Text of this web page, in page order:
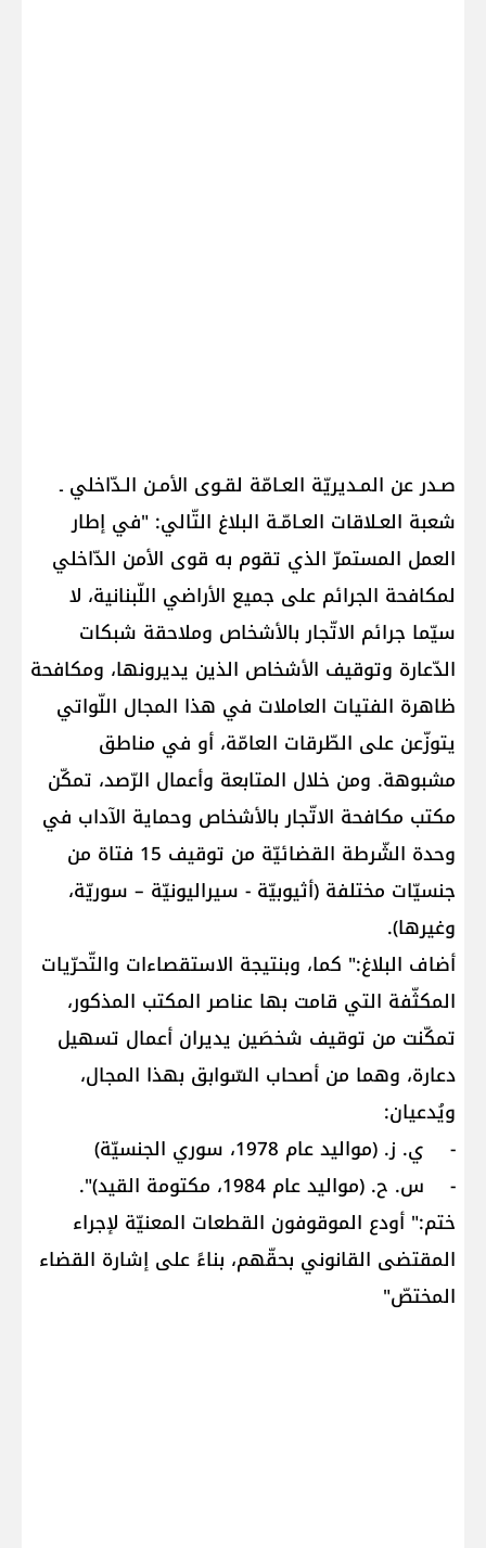
صـدر عن المـديريّة العـامّة لقـوى الأمـن الـدّاخلي ـ
شعبة العـلاقات العـامّـة البلاغ التّالي: "في إطار
العمل المستمرّ الذي تقوم به قوى الأمن الدّاخلي
لمكافحة الجرائم على جميع الأراضي اللّبنانية، لا
سيّما جرائم الاتّجار بالأشخاص وملاحقة شبكات
الدّعارة وتوقيف الأشخاص الذين يديرونها، ومكافحة
ظاهرة الفتيات العاملات في هذا المجال اللّواتي
يتوزّعن على الطّرقات العامّة، أو في مناطق
مشبوهة. ومن خلال المتابعة وأعمال الرّصد، تمكّن
مكتب مكافحة الاتّجار بالأشخاص وحماية الآداب في
وحدة الشّرطة القضائيّة من توقيف 15 فتاة من
جنسيّات مختلفة (أثيوبيّة - سيراليونيّة – سوريّة،
وغيرها).
أضاف البلاغ:" كما، وبنتيجة الاستقصاءات والتّحرّيات
المكثّفة التي قامت بها عناصر المكتب المذكور،
تمكّنت من توقيف شخصَين يديران أعمال تسهيل
دعارة، وهما من أصحاب السّوابق بهذا المجال،
ويُدعيان:
- ي. ز. (مواليد عام 1978، سوري الجنسيّة)
- س. ح. (مواليد عام 1984، مكتومة القيد)".
ختم:" أودع الموقوفون القطعات المعنيّة لإجراء
المقتضى القانوني بحقّهم، بناءً على إشارة القضاء
المختصّ"